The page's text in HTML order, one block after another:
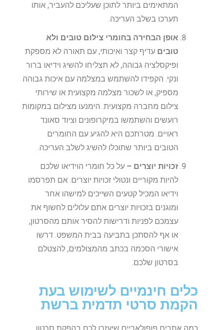
המתאימים ביותר לתוכן שעליכם להעביר, אותו
תערכו בשלב העריכה.
אופן הבחירה בחומרי צילום טובים ולא
טובים עדיף קצר ואיכותי, עם תאורה לא מספקת
ופיקסלציה גבוהה, לא תצליחו להשיג וידיאו ברור
ונקי. הקפידו להשתמש במצלמה עם איכות גבוהה
מספיק, או לשכור מצלמה מקצועית או שירותי
צילום מחברה מקצועית. הימנעו מצילום במקומות
רועשים והשתמשו במיקרופונים וציוד סאונד
ראויים. מטרתכם היא להגיע עם החומרים
הטובים ביותר שתוכלו להשיג לשלב העריכה.
זכויות יוצרים – על כל חומרי הוידיאו שלכם
להיות מקוריים ונטולי זכויות יוצרים. אם תפרסמו
וידיאו המכיל קטעים השייכים למישהו אחר
ומוגנים בזכויות יוצרים אתם עלולים לחשוף את
עצמכם לפניות ודרישות להסיר אותם מהסרטון,
או אף להסתכן בתביעה בבית המשפט. דרשו
אישורי הסכמה בכתב מהמצולמים, להצטלם
בסרטון שלכם.
כלים חינמיים לשימוש בעת
הקמת סרטי תדמית ברשת